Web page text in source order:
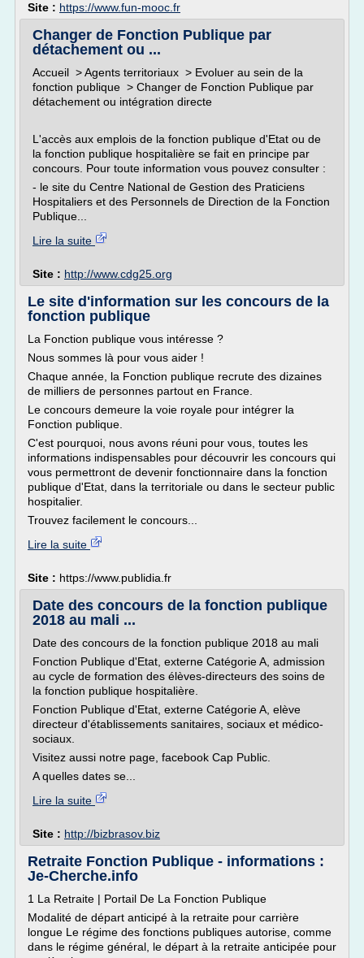
Site : https://www.fun-mooc.fr
Changer de Fonction Publique par
détachement ou ...
Accueil > Agents territoriaux > Evoluer au sein de la
fonction publique > Changer de Fonction Publique par
détachement ou intégration directe
L'accès aux emplois de la fonction publique d'Etat ou de
la fonction publique hospitalière se fait en principe par
concours. Pour toute information vous pouvez consulter :
- le site du Centre National de Gestion des Praticiens
Hospitaliers et des Personnels de Direction de la Fonction
Publique...
Lire la suite
Site : http://www.cdg25.org
Le site d'information sur les concours de la
fonction publique
La Fonction publique vous intéresse ?
Nous sommes là pour vous aider !
Chaque année, la Fonction publique recrute des dizaines
de milliers de personnes partout en France.
Le concours demeure la voie royale pour intégrer la
Fonction publique.
C'est pourquoi, nous avons réuni pour vous, toutes les
informations indispensables pour découvrir les concours qui
vous permettront de devenir fonctionnaire dans la fonction
publique d'Etat, dans la territoriale ou dans le secteur public
hospitalier.
Trouvez facilement le concours...
Lire la suite
Site : https://www.publidia.fr
Date des concours de la fonction publique
2018 au mali ...
Date des concours de la fonction publique 2018 au mali
Fonction Publique d'Etat, externe Catégorie A, admission
au cycle de formation des élèves-directeurs des soins de
la fonction publique hospitalière.
Fonction Publique d'Etat, externe Catégorie A, elève
directeur d'établissements sanitaires, sociaux et médico-
sociaux.
Visitez aussi notre page, facebook Cap Public.
A quelles dates se...
Lire la suite
Site : http://bizbrasov.biz
Retraite Fonction Publique - informations :
Je-Cherche.info
1 La Retraite | Portail De La Fonction Publique
Modalité de départ anticipé à la retraite pour carrière
longue Le régime des fonctions publiques autorise, comme
dans le régime général, le départ à la retraite anticipée pour